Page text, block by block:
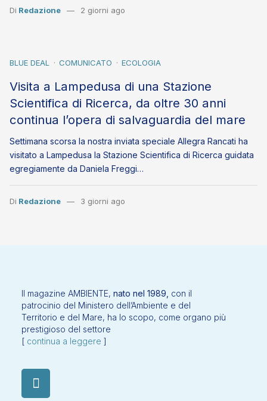
Di Redazione 2 giorni ago
BLUE DEAL COMUNICATO ECOLOGIA
Visita a Lampedusa di una Stazione
Scientifica di Ricerca, da oltre 30 anni
continua l’opera di salvaguardia del mare
Settimana scorsa la nostra inviata speciale Allegra Rancati ha
visitato a Lampedusa la Stazione Scientifica di Ricerca guidata
egregiamente da Daniela Freggi…
Di Redazione 3 giorni ago
Il magazine AMBIENTE, nato nel 1989, con il
patrocinio del Ministero dell’Ambiente e del
Territorio e del Mare, ha lo scopo, come organo più
prestigioso del settore
[ continua a leggere ]